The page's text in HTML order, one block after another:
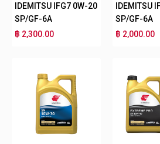
IDEMITSU IFG7 0W-20
SP/GF-6A
฿ 2,300.00
IDEMITSU
SP/GF-6A
฿ 2,000.00